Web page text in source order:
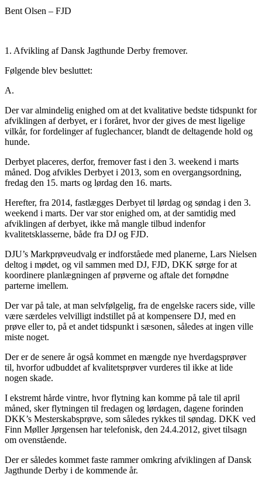
Bent Olsen – FJD
1. Afvikling af Dansk Jagthunde Derby fremover.
Følgende blev besluttet:
A.
Der var almindelig enighed om at det kvalitative bedste tidspunkt for
afviklingen af derbyet, er i foråret, hvor der gives de mest ligelige
vilkår, for fordelinger af fuglechancer, blandt de deltagende hold og
hunde.
Derbyet placeres, derfor, fremover fast i den 3. weekend i marts
måned. Dog afvikles Derbyet i 2013, som en overgangsordning,
fredag den 15. marts og lørdag den 16. marts.
Herefter, fra 2014, fastlægges Derbyet til lørdag og søndag i den 3.
weekend i marts. Der var stor enighed om, at der samtidig med
afviklingen af derbyet, ikke må mangle tilbud indenfor
kvalitetsklasserne, både fra DJ og FJD.
DJU’s Markprøveudvalg er indforståede med planerne, Lars Nielsen
deltog i mødet, og vil sammen med DJ, FJD, DKK sørge for at
koordinere planlægningen af prøverne og aftale det fornødne
parterne imellem.
Der var på tale, at man selvfølgelig, fra de engelske racers side, ville
være særdeles velvilligt indstillet på at kompensere DJ, med en
prøve eller to, på et andet tidspunkt i sæsonen, således at ingen ville
miste noget.
Der er de senere år også kommet en mængde nye hverdagsprøver
til, hvorfor udbuddet af kvalitetsprøver vurderes til ikke at lide
nogen skade.
I ekstremt hårde vintre, hvor flytning kan komme på tale til april
måned, sker flytningen til fredagen og lørdagen, dagene forinden
DKK’s Mesterskabsprøve, som således rykkes til søndag. DKK ved
Finn Møller Jørgensen har telefonisk, den 24.4.2012, givet tilsagn
om ovenstående.
Der er således kommet faste rammer omkring afviklingen af Dansk
Jagthunde Derby i de kommende år.